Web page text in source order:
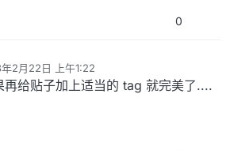
0
年2月22日 上午1:22
给贴子加上适当的 tag 就完美了....